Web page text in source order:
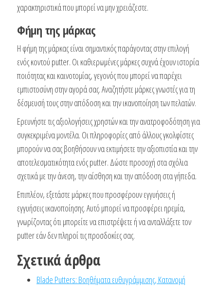
χαρακτηριστικά που μπορεί να μην χρειάζεστε.
Φήμη της μάρκας
Η φήμη της μάρκας είναι σημαντικός παράγοντας στην επιλογή
ενός κοντού putter. Οι καθιερωμένες μάρκες συχνά έχουν ιστορία
ποιότητας και καινοτομίας, γεγονός που μπορεί να παρέχει
εμπιστοσύνη στην αγορά σας. Αναζητήστε μάρκες γνωστές για τη
δέσμευσή τους στην απόδοση και την ικανοποίηση των πελατών.
Ερευνήστε τις αξιολογήσεις χρηστών και την ανατροφοδότηση για
συγκεκριμένα μοντέλα. Οι πληροφορίες από άλλους γκολφίστες
μπορούν να σας βοηθήσουν να εκτιμήσετε την αξιοπιστία και την
αποτελεσματικότητα ενός putter. Δώστε προσοχή στα σχόλια
σχετικά με την άνεση, την αίσθηση και την απόδοση στα γήπεδα.
Επιπλέον, εξετάστε μάρκες που προσφέρουν εγγυήσεις ή
εγγυήσεις ικανοποίησης. Αυτό μπορεί να προσφέρει ηρεμία,
γνωρίζοντας ότι μπορείτε να επιστρέψετε ή να ανταλλάξετε τον
putter εάν δεν πληροί τις προσδοκίες σας.
Σχετικά άρθρα
Blade Putters: Βοηθήματα ευθυγράμμισης, Κατανομή